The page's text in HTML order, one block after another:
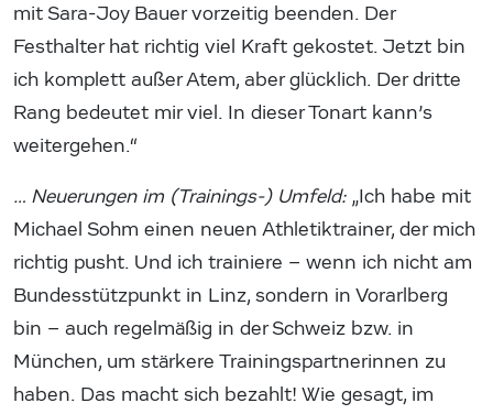
mit Sara-Joy Bauer vorzeitig beenden. Der
Festhalter hat richtig viel Kraft gekostet. Jetzt bin
ich komplett außer Atem, aber glücklich. Der dritte
Rang bedeutet mir viel. In dieser Tonart kann’s
weitergehen.“
… Neuerungen im (Trainings-) Umfeld: „Ich habe mit
Michael Sohm einen neuen Athletiktrainer, der mich
richtig pusht. Und ich trainiere – wenn ich nicht am
Bundesstützpunkt in Linz, sondern in Vorarlberg
bin – auch regelmäßig in der Schweiz bzw. in
München, um stärkere Trainingspartnerinnen zu
haben. Das macht sich bezahlt! Wie gesagt, im